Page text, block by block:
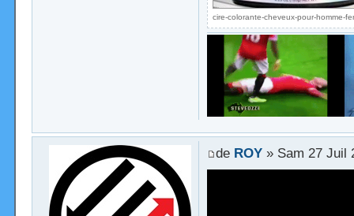
cire-colorante-cheveux-pour-homme-
de ROY» Sam 27 Juil